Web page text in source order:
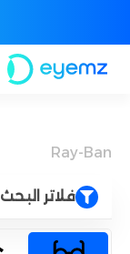
Ray-Ban
فلاتر البحث